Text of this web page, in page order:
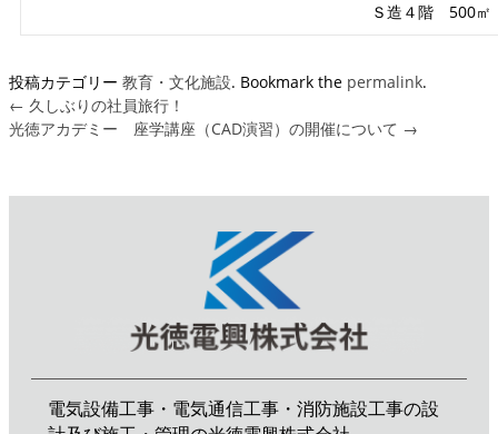
Ｓ造４階 500㎡
投稿カテゴリー 教育・文化施設. Bookmark the permalink.
← 久しぶりの社員旅行！
光徳アカデミー 座学講座（CAD演習）の開催について →
電気設備工事・電気通信工事・消防施設工事の設